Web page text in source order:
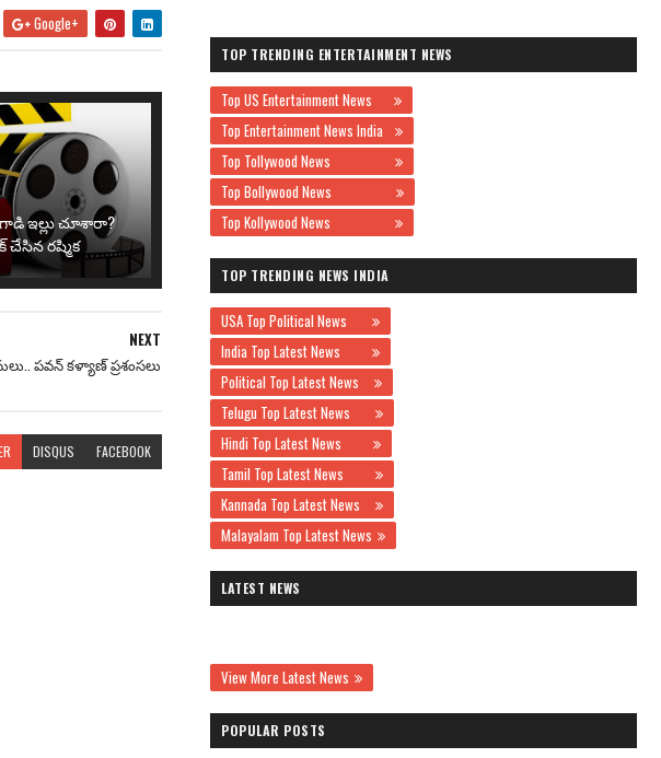
Google+
గాడి ఇల్లు చూశారా?
రష్మిక
NEXT
పవన్ కళ్యాణ్ ప్రశంసలు
DISQUS FACEBOOK
TOP TRENDING ENTERTAINMENT NEWS
Top US Entertainment News
Top Entertainment News India
Top Tollywood News
Top Bollywood News
Top Kollywood News
TOP TRENDING NEWS INDIA
USA Top Political News
India Top Latest News
Political Top Latest News
Telugu Top Latest News
Hindi Top Latest News
Tamil Top Latest News
Kannada Top Latest News
Malayalam Top Latest News
LATEST NEWS
View More Latest News
POPULAR POSTS